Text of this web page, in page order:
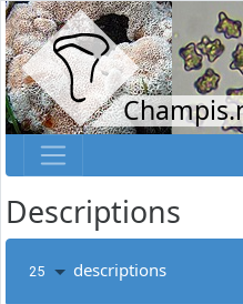
Descriptions
25 descriptions